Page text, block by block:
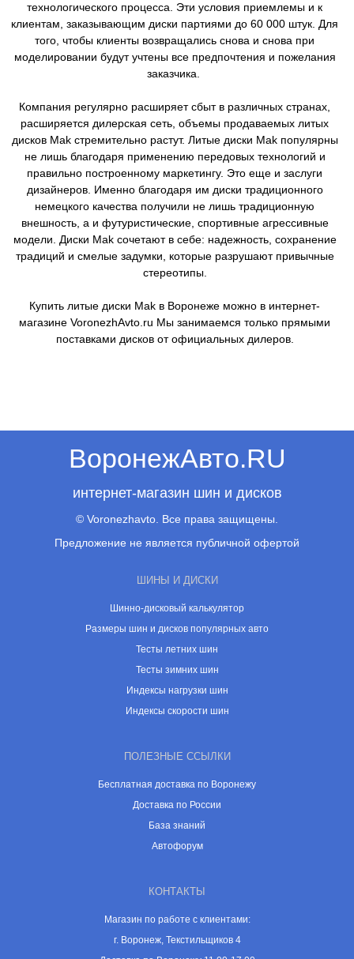
технологического процесса. Эти условия приемлемы и к
клиентам, заказывающим диски партиями до 60 000 штук. Для
того, чтобы клиенты возвращались снова и снова при
моделировании будут учтены все предпочтения и пожелания
заказчика.
Компания регулярно расширяет сбыт в различных странах,
расширяется дилерская сеть, объемы продаваемых литых
дисков Mak стремительно растут. Литые диски Mak популярны
не лишь благодаря применению передовых технологий и
правильно построенному маркетингу. Это еще и заслуги
дизайнеров. Именно благодаря им диски традиционного
немецкого качества получили не лишь традиционную
внешность, а и футуристические, спортивные агрессивные
модели. Диски Mak сочетают в себе: надежность, сохранение
традиций и смелые задумки, которые разрушают привычные
стереотипы.
Купить литые диски Mak в Воронеже можно в интернет-
магазине VoronezhAvto.ru Мы занимаемся только прямыми
поставками дисков от официальных дилеров.
ВоронежАвто.RU
интернет-магазин шин и дисков
© Voronezhavto. Все права защищены.
Предложение не является публичной офертой
ШИНЫ И ДИСКИ
Шинно-дисковый калькулятор
Размеры шин и дисков популярных авто
Тесты летних шин
Тесты зимних шин
Индексы нагрузки шин
Индексы скорости шин
ПОЛЕЗНЫЕ ССЫЛКИ
Бесплатная доставка по Воронежу
Доставка по России
База знаний
Автофорум
КОНТАКТЫ
Магазин по работе с клиентами:
г. Воронеж, Текстильщиков 4